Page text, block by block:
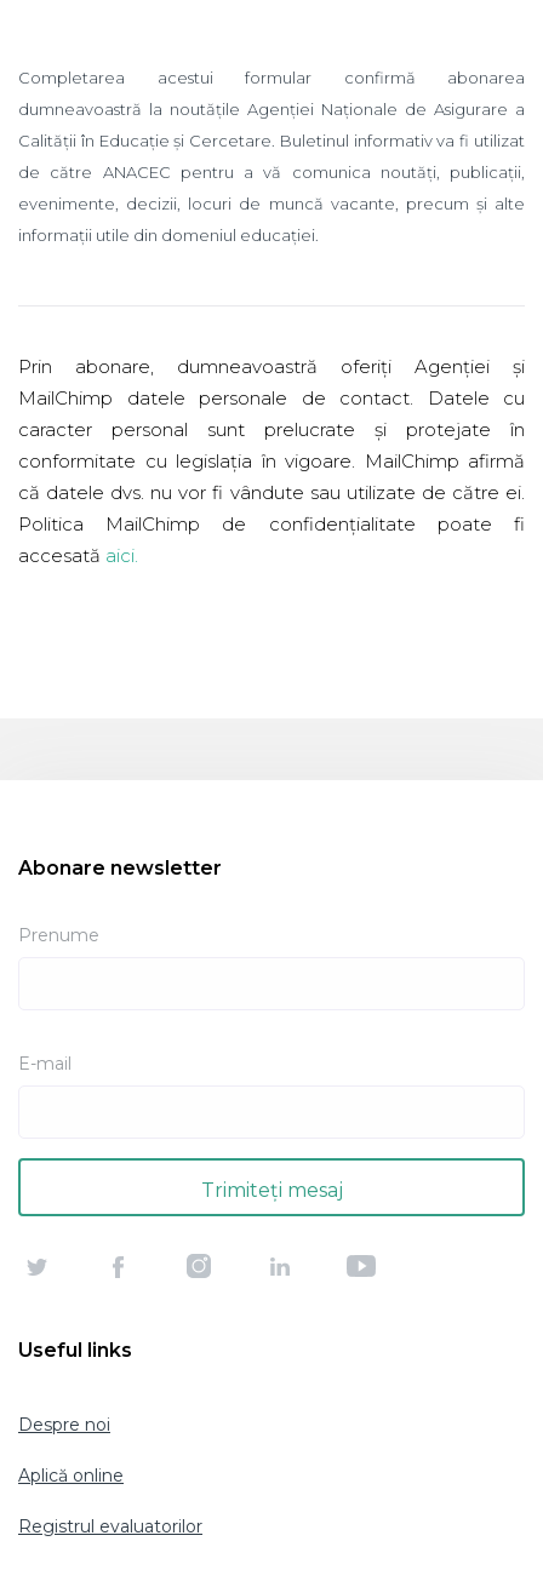
Completarea acestui formular confirmă abonarea
dumneavoastră la noutățile Agenției Naționale de Asigurare a
Calității în Educație și Cercetare. Buletinul informativ va fi utilizat
de către ANACEC pentru a vă comunica noutăți, publicații,
evenimente, decizii, locuri de muncă vacante, precum și alte
informații utile din domeniul educației.
Prin abonare, dumneavoastră oferiți Agenției și
MailChimp datele personale de contact. Datele cu
caracter personal sunt prelucrate și protejate în
conformitate cu legislația în vigoare. MailChimp afirmă
că datele dvs. nu vor fi vândute sau utilizate de către ei.
Politica MailChimp de confidențialitate poate fi
accesată aici.
Abonare newsletter
Prenume
E-mail
Useful links
Despre noi
Aplică online
Registrul evaluatorilor